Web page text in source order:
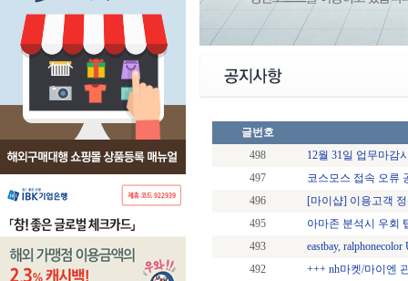
글번호
498
12월 31일 업무마감
497
코스모스 접속 오류
496
[마이샵] 이용고객
495
아마존 분석시 우회
493
eastbay,
492
+++ nh마켓/마이엔